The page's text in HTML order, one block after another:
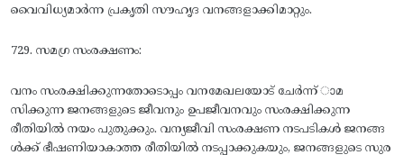
വൈവിധ്യമാര്‍ന്ന പ്രകൃതി സൗഹൃദ വനങ്ങളാക്കിമാറ്റും.
729. സമഗ്ര സംരക്ഷണം:
വനം സംരക്ഷിക്കുന്നതോടൊപ്പം വനമേഖലയോട്‌ ചേര്‍ന്ന്‌ ാമ
സിക്കുന്ന ജനങ്ങളുടെ ജീവനും ഉപജീവനവും സംരക്ഷിക്കുന്ന
രീതിയില്‍ നയം പുതുക്കും. വന്യജീവി സംരക്ഷണ നടപടികള്‍ ജനങ്ങ
ള്‍ക്ക്‌ ഭീഷണിയാകാത്ത രീതിയില്‍ നടപ്പാക്കുകയും, ജനങ്ങളുടെ സുര